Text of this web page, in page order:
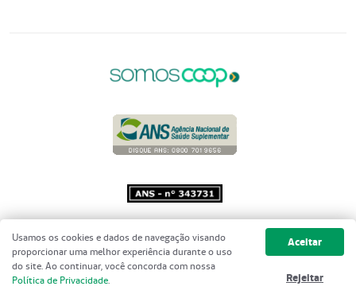
Copyright 2001 - 2026 Unimed do
Brasil - Todos os direitos reservados
Usamos os cookies e dados de navegação visando
proporcionar uma melhor experiência durante o uso
do site. Ao continuar, você concorda com nossa
Política de Privacidade.
Aceitar
Rejeitar